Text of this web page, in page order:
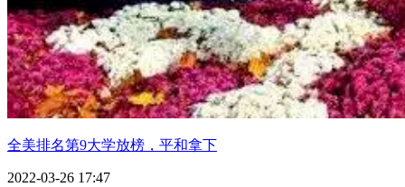
全美排名第9大学放榜，平和拿下
2022-03-26 17:47